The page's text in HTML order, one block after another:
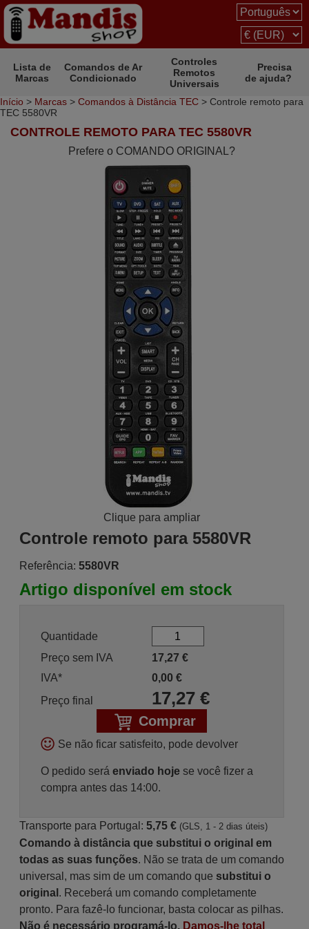
Lista de
Marcas
Comandos de Ar
Condicionado
Controles
Remotos
Universais
Precisa
de ajuda?
Início > Marcas > Comandos à Distância TEC > Controle remoto para
TEC 5580VR
CONTROLE REMOTO PARA TEC 5580VR
Prefere o COMANDO ORIGINAL?
Clique para ampliar
Controle remoto para 5580VR
Referência: 5580VR
Artigo disponível em stock
Quantidade
Preço sem IVA
17,27 €
IVA*
0,00 €
Preço final
17,27€
Comprar
Se não ficar satisfeito, pode devolver
O pedido será enviado hojese você fizer a
compra antes das 14:00.
Transporte para Portugal: 5,75 € (GLS, 1 - 2 dias úteis)
Comando à distância que substitui o original em
todas as suas funções. Não se trata de um comando
universal, mas sim de um comando que substitui o
original . Receberá um comando completamente
pronto. Para fazê-lo funcionar, basta colocar as pilhas.
Não é necessário programá-lo. Damos-lhe total